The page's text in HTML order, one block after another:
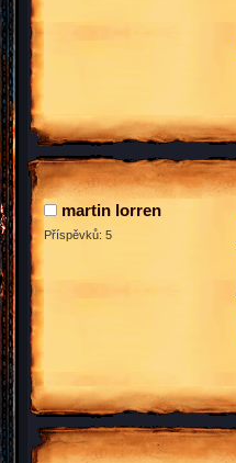
martin lorren
Příspěvků: 5